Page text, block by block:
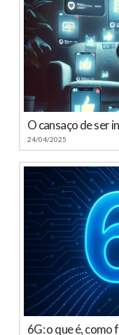
O cansaço de ser
24/04/2025
6G: o que é, como